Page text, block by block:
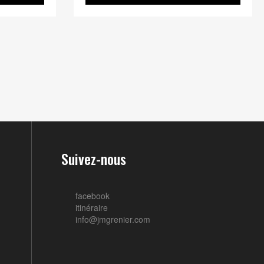
Suivez-nous
facebook
itinéraire
info@jmgrenier.com